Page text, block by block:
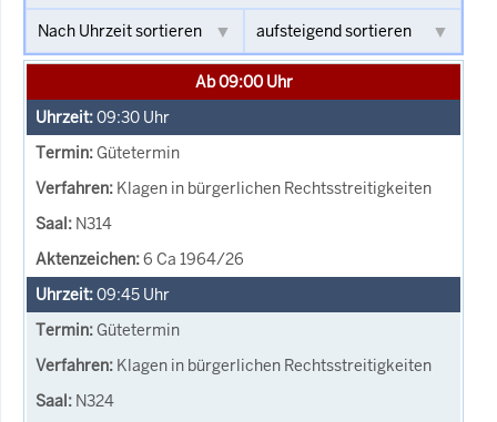
Ab 09:00 Uhr
09:30 Uhr
Gütetermin
Klagen in bürgerlichen Rechtsstreitigkeiten
N314
6 Ca 1964/26
09:45 Uhr
Gütetermin
Klagen in bürgerlichen Rechtsstreitigkeiten
N324